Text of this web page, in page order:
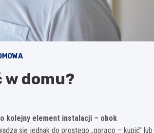
domu?
kolejny element instalacji – obok
się jednak do prostego „gorąco – kupić” lub